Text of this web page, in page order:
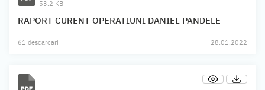
53.2 KB
RAPORT CURENT OPERATIUNI DANIEL PANDELE
61 descarcari 28.01.2022